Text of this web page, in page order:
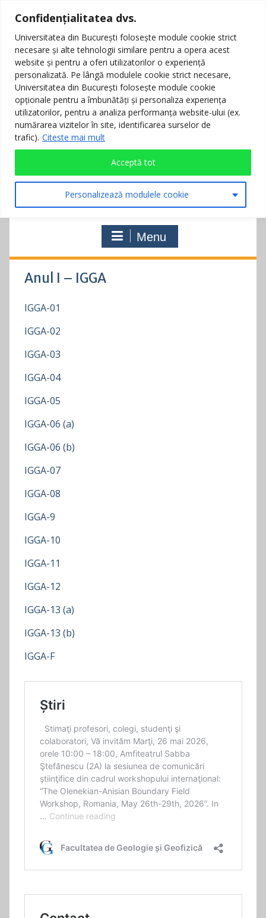
Confidențialitatea dvs.
Universitatea din București folosește module cookie strict
necesare și alte tehnologii similare pentru a opera acest
website și pentru a oferi utilizatorilor o experiență
personalizată. Pe lângă modulele cookie strict necesare,
Universitatea din București folosește module cookie
opționale pentru a îmbunătăți și personaliza experiența
utilizatorilor, pentru a analiza performanța website-ului (ex.
numărarea vizitelor în site, identificarea surselor de
trafic). Citeste mai mult
Personalizează modulele cookie
Acceptă tot
Skip
content
021 3053803
Notice: Universitatea din Bucuresti
FacebookInstagram
LinkedinTiktok
Facultatea de Geologie și
Geofizică
Menu
Anul I – IGGA
IGGA-01
IGGA-02
IGGA-03
IGGA-04
IGGA-05
IGGA-06 (a)
IGGA-06 (b)
IGGA-07
IGGA-08
IGGA-9
IGGA-10
IGGA-11
IGGA-12
IGGA-13 (a)
IGGA-13 (b)
IGGA-F